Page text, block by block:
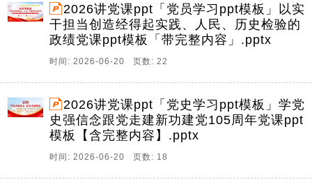
2026讲党课ppt「党员学习ppt模板」以实
干担当创造经得起实践、人民、历史检验的
政绩党课ppt模板「带完整内容」.pptx
时间: 2026-06-20 页数: 22
2026讲党课ppt「党史学习ppt模板」学党
史强信念跟党走建新功建党105周年党课ppt
模板【含完整内容】.pptx
时间: 2026-06-20 页数: 18